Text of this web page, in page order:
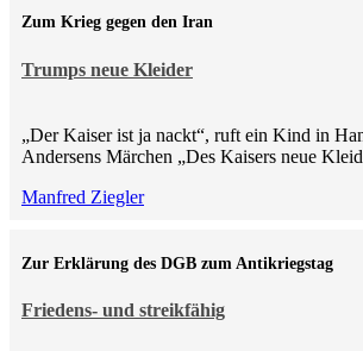
Trumps neue Kleider
Zum Krieg gegen den Iran
„Der Kaiser ist ja nackt“, ruft ein Kind in
Andersens Märchen „Des Kaisers neue
Manfred Ziegler
Friedens- und streikfähig
Zur Erklärung des DGB zum Antikriegstag